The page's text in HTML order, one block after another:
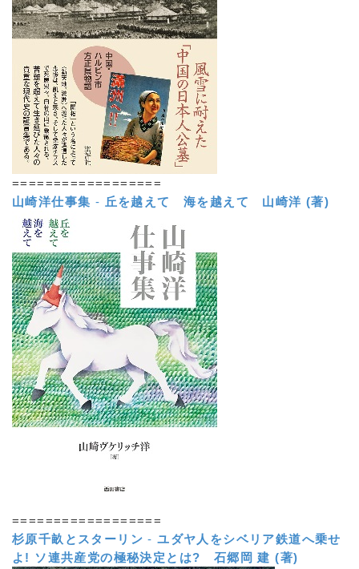
==================
山崎洋仕事集 - 丘を越えて 海を越えて 山崎洋 (著)
==================
杉原千畝とスターリン -ユダヤ人をシベリア鉄道へ乗せ
よ! ソ連共産党の極秘決定とは?
石郷岡 建 (著)